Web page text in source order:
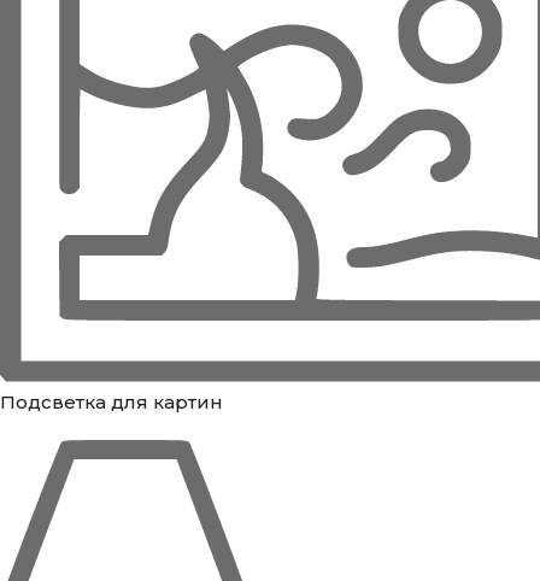
Подсветка для картин